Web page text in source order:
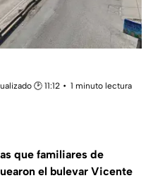
🕑 11:12
1 minuto lectura
que familiares de
el bulevar Vicente